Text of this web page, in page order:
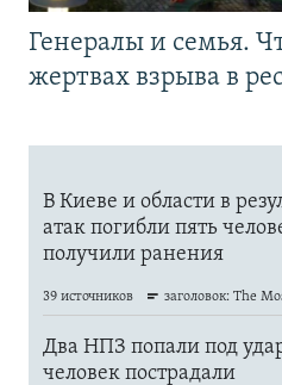
Генералы и семья.
жертвах взрыва в